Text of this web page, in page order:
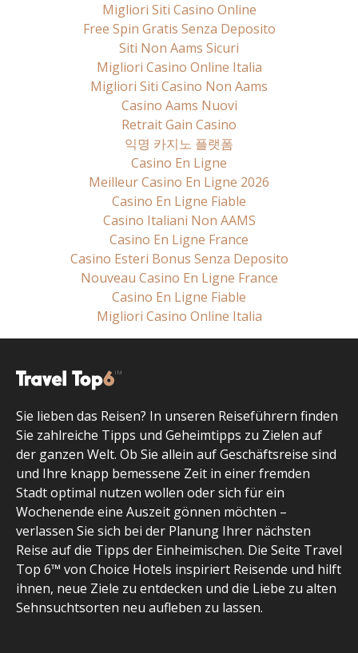
Migliori Siti Casino Online
Free Spin Gratis Senza Deposito
Siti Non Aams Sicuri
Migliori Casino Online Italia
Migliori Siti Casino Non Aams
Casino Aams Nuovi
Retrait Gain Casino
익명 카지노 플랫폼
Casino En Ligne
Meilleur Casino En Ligne 2026
Casino En Ligne Fiable
Casino Italiani Non AAMS
Casino En Ligne France
Casino Esteri Bonus Senza Deposito
Nouveau Casino En Ligne France
Casino En Ligne Fiable
Migliori Casino Online Italia
Sie lieben das Reisen? In unseren Reiseführern finden
Sie zahlreiche Tipps und Geheimtipps zu Zielen auf
der ganzen Welt. Ob Sie allein auf Geschäftsreise sind
und Ihre knapp bemessene Zeit in einer fremden
Stadt optimal nutzen wollen oder sich für ein
Wochenende eine Auszeit gönnen möchten –
verlassen Sie sich bei der Planung Ihrer nächsten
Reise auf die Tipps der Einheimischen. Die Seite Travel
Top 6™ von Choice Hotels inspiriert Reisende und hilft
ihnen, neue Ziele zu entdecken und die Liebe zu alten
Sehnsuchtsorten neu aufleben zu lassen.